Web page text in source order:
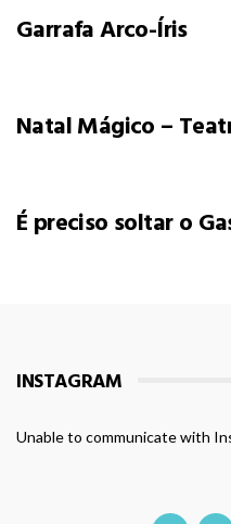
Garrafa Arco-Íris
Natal Mágico –
É preciso soltar o
INSTAGRAM
Unable to communicate with